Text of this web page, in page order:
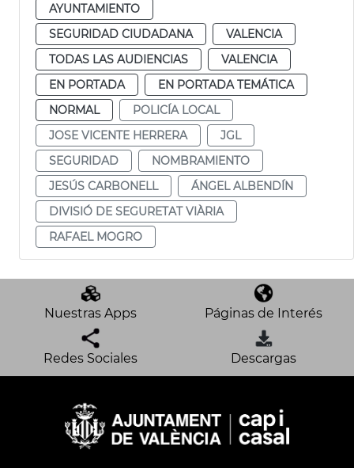
AYUNTAMIENTO
SEGURIDAD CIUDADANA
VALENCIA
TODAS LAS AUDIENCIAS
VALENCIA
EN PORTADA
EN PORTADA TEMÁTICA
NORMAL
POLICÍA LOCAL
JOSE VICENTE HERRERA
JGL
SEGURIDAD
NOMBRAMIENTO
JESÚS CARBONELL
ÁNGEL ALBENDÍN
DIVISIÓ DE SEGURETAT VIÀRIA
RAFAEL MOGRO
Nuestras Apps Páginas de Interés
Redes Sociales Descargas